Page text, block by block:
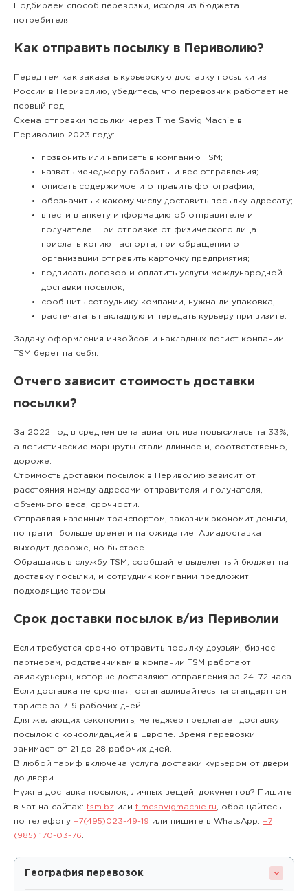
Подбираем способ перевозки, исходя из бюджета
потребителя.
Как отправить посылку в Периволию?
Перед тем как заказать курьерскую доставку посылки из
России в Периволию, убедитесь, что перевозчик работает не
первый год.
Схема отправки посылки через Time Savig Machie в
Периволию 2023 году:
позвонить или написать в компанию TSM;
назвать менеджеру габариты и вес отправления;
описать содержимое и отправить фотографии;
обозначить к какому числу доставить посылку адресату;
внести в анкету информацию об отправителе и
получателе. При отправке от физического лица
прислать копию паспорта, при обращении от
организации отправить карточку предприятия;
подписать договор и оплатить услуги международной
доставки посылок;
сообщить сотруднику компании, нужна ли упаковка;
распечатать накладную и передать курьеру при визите.
Задачу оформления инвойсов и накладных логист компании
TSM берет на себя.
Отчего зависит стоимость доставки
посылки?
За 2022 год в среднем цена авиатоплива повысилась на 33%,
а логистические маршруты стали длиннее и, соответственно,
дороже.
Стоимость доставки посылок в Периволию зависит от
расстояния между адресами отправителя и получателя,
объемного веса, срочности.
Отправляя наземным транспортом, заказчик экономит деньги,
но тратит больше времени на ожидание. Авиадоставка
выходит дороже, но быстрее.
Обращаясь в службу TSM, сообщайте выделенный бюджет на
доставку посылки, и сотрудник компании предложит
подходящие тарифы.
Срок доставки посылок в/из Периволии
Если требуется срочно отправить посылку друзьям, бизнес–
партнерам, родственникам в компании TSM работают
авиакурьеры, которые доставляют отправления за 24–72 часа.
Если доставка не срочная, останавливайтесь на стандартном
тарифе за 7–9 рабочих дней.
Для желающих сэкономить, менеджер предлагает доставку
посылок с консолидацией в Европе. Время перевозки
занимает от 21 до 28 рабочих дней.
В любой тариф включена услуга доставки курьером от двери
до двери.
Нужна доставка посылок, личных вещей, документов? Пишите
в чат на сайтах: tsm.bz или timesavigmachie.ru , обращайтесь
по телефону +7(495)023-49-19 или пишите в WhatsApp: +7
(985) 170-03-76
География перевозок